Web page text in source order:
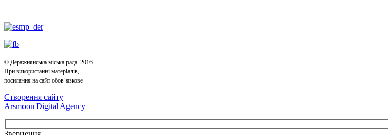
© Деражнянська міська рада. 2016
При використанні матеріалів,
посилання на сайт обов’язкове
Створення сайту
Arsmoon Digital Agency